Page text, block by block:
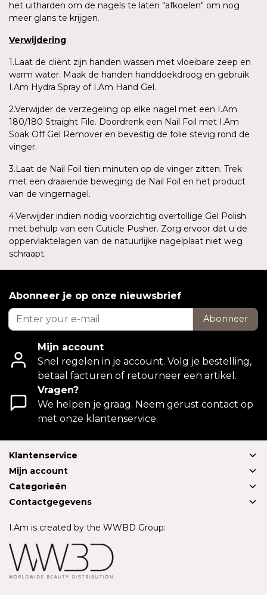
het uitharden om de nagels te laten "afkoelen" om nog
meer glans te krijgen.
Verwijdering
1.Laat de cliënt zijn handen wassen met vloeibare zeep en
warm water. Maak de handen handdoekdroog en gebruik
I.Am Hydra Spray of I.Am Hand Gel.
2.Verwijder de verzegeling op elke nagel met een I.Am
180/180 Straight File. Doordrenk een Nail Foil met I.Am
Soak Off Gel Remover en bevestig de folie stevig rond de
vinger.
3.Laat de Nail Foil tien minuten op de vinger zitten. Trek
met een draaiende beweging de Nail Foil en het product
van de vingernagel.
4.Verwijder indien nodig voorzichtig overtollige Gel Polish
met behulp van een Cuticle Pusher. Zorg ervoor dat u de
oppervlaktelagen van de natuurlijke nagelplaat niet weg
schraapt.
Abonneer je op onze nieuwsbrief
Abonneer
Mijn account
Snel regelen in je account. Volg je bestelling,
betaal facturen of retourneer een artikel.
Vragen?
We helpen je graag. Neem gerust contact op
met onze klantenservice.
Klantenservice
Mijn account
Categorieën
Contactgegevens
I.Am is created by the WWBD Group: